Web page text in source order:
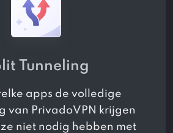
Tunneling
apps de volledige
van PrivadoVPN krijgen
niet nodig hebben met